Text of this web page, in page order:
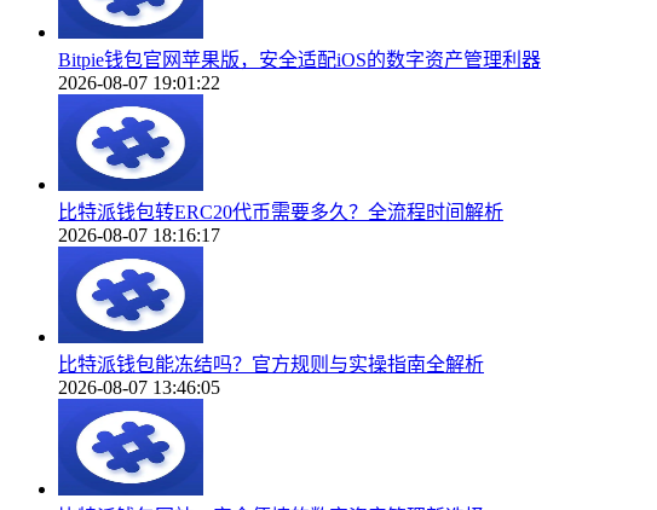
Bitpie钱包官网苹果版，安全适配iOS的数字资产管理利器
2026-08-07 19:01:22
比特派钱包转ERC20代币需要多久？全流程时间解析
2026-08-07 18:16:17
比特派钱包能冻结吗？官方规则与实操指南全解析
2026-08-07 13:46:05